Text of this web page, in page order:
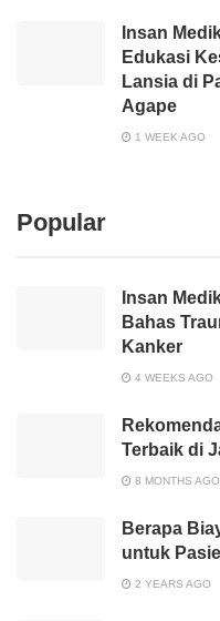
Insan
Edukasi
Lansia di
Agape
1 WEEK AGO
Popular
Insan
Bahas
Kanker
4 WEEKS AGO
Terbaik di
8 MONTHS AGO
Berapa
untuk
2 YEARS AGO